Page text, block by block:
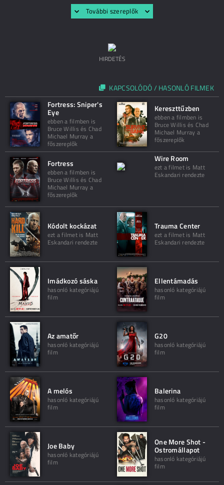
További szereplők
HIRDETÉS
KAPCSOLÓDÓ / HASONLÓ FILMEK
Fortress: Sniper's
Eye
ebben a filmben is
Bruce Willis és Chad
Michael Murray a
főszereplők
Kereszttűzben
ebben a filmben is
Bruce Willis és Chad
Michael Murray a
főszereplők
Fortress
ebben a filmben is
Bruce Willis és Chad
Michael Murray a
főszereplők
Wire Room
ezt a filmet is Matt
Eskandari rendezte
Kódolt kockázat
ezt a filmet is Matt
Eskandari rendezte
Trauma Center
ezt a filmet is Matt
Eskandari rendezte
Imádkozó sáska
hasonló kategóriájú
film
Ellentámadás
hasonló kategóriájú
film
Az amatőr
hasonló kategóriájú
film
G20
hasonló kategóriájú
film
A melós
hasonló kategóriájú
film
Balerina
hasonló kategóriájú
film
Joe Baby
hasonló kategóriájú
film
One More Shot -
Ostromállapot
hasonló kategóriájú
film